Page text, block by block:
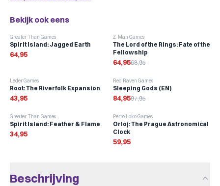
Bekijk ook eens
Greater Than Games
Spirit Island: Jagged Earth
64,95
-6%
Z-Man Games
The Lord of the Rings: Fate of the
Fellowship
64,9568,95
Leder Games
Root: The Riverfolk Expansion
43,95
-13%
Red Raven Games
Sleeping Gods (EN)
84,9597,95
Greater Than Games
Spirit Island: Feather & Flame
34,95
Perro Loko Games
Orloj: The Prague Astronomical
Clock
59,95
Beschrijving